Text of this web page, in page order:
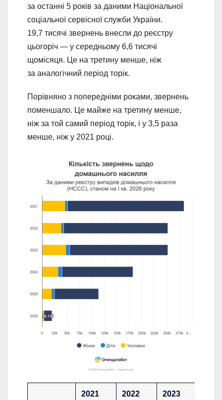
за останні 5 років за даними Національної
соціальної сервісної служби України.
19,7 тисячі звернень внесли до реєстру
цьогоріч — у середньому 6,6 тисячі
щомісяця. Це на третину менше, ніж
за аналогічний період торік.
Порівняно з попередніми роками, звернень
поменшало. Це майже на третину менше,
ніж за той самий період торік, і у 3,5 раза
менше, ніж у 2021 році.
2021 2022 2023